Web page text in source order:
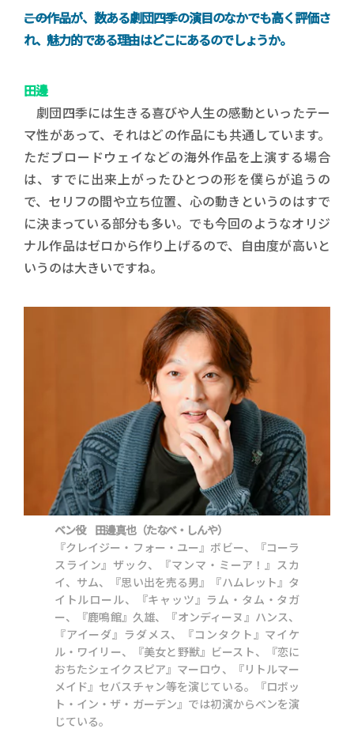
――この作品が、数ある劇団四季の演目のなかでも高く評価さ
れ、魅力的である理由はどこにあるのでしょうか。
田邊
劇団四季には生きる喜びや人生の感動といったテー
マ性があって、それはどの作品にも共通しています。
ただブロードウェイなどの海外作品を上演する場合
は、すでに出来上がったひとつの形を僕らが追うの
で、セリフの間や立ち位置、心の動きというのはすで
に決まっている部分も多い。でも今回のようなオリジ
ナル作品はゼロから作り上げるので、自由度が高いと
いうのは大きいですね。
ベン役 田邊真也（たなべ・しんや）
『クレイジー・フォー・ユー』ボビー、『コーラ
スライン』ザック、『マンマ・ミーア！』スカ
イ、サム、『思い出を売る男』『ハムレット』タ
イトルロール、『キャッツ』ラム・タム・タガ
ー、『鹿鳴館』久雄、『オンディーヌ』ハンス、
『アイーダ』ラダメス、『コンタクト』マイケ
ル・ワイリー、『美女と野獣』ビースト、『恋に
おちたシェイクスピア』マーロウ、『リトルマー
メイド』セバスチャン等を演じている。『ロボッ
ト・イン・ザ・ガーデン』では初演からベンを演
じている。